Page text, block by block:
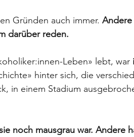
Gründen auch immer.
darüber reden.
Leben» lebt, war
hinter sich, die
in einem Stadium
noch mausgrau war. Andere